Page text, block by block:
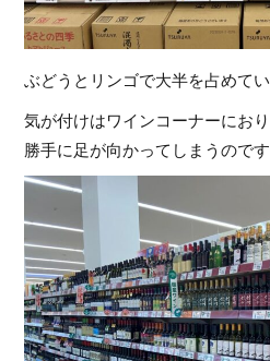
ぶどうとリンゴで大半を占めてい
気が付けはワインコーナーにおり
勝手に足が向かってしまうのです